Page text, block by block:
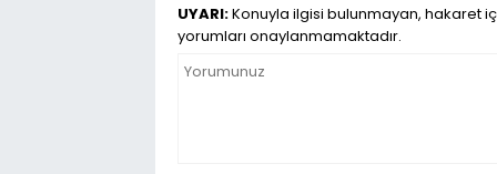
UYARI:Konuyla ilgisi bulunmayan, hakaret
yorumları onaylanmamaktadır.